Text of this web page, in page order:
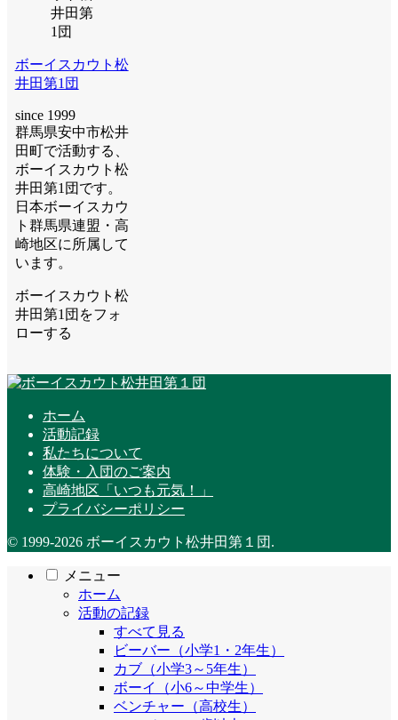
ボーイスカウト松
井田第1団
since 1999
群馬県安中市松井
田町で活動する、
ボーイスカウト松
井田第1団です。
日本ボーイスカウ
ト群馬県連盟・高
崎地区に所属して
います。
ボーイスカウト松
井田第1団をフォ
ローする
ホーム
活動記録
私たちについて
体験・入団のご案内
高崎地区「いつも元気！」
プライバシーポリシー
© 1999-2026 ボーイスカウト松井田第１団.
メニュー
ホーム
活動の記録
すべて見る
ビーバー（小学1・2年生）
カブ（小学3～5年生）
ボーイ（小6～中学生）
ベンチャー（高校生）